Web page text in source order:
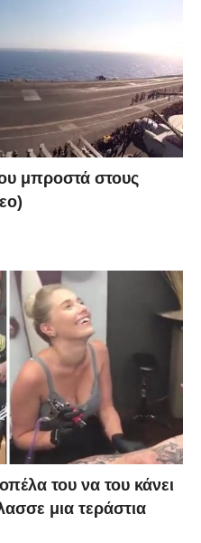
μπροστά στους
του να του κάνει
μια τεράστια